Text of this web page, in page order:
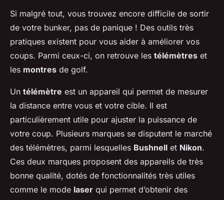
Si malgré tout, vous trouvez encore difficile de sortir
de votre bunker, pas de panique ! Des outils très
pratiques existent pour vous aider à améliorer vos
coups. Parmi ceux-ci, on retrouve les télémètres et
les montres de golf.
Un télémètre est un appareil qui permet de mesurer
la distance entre vous et votre cible. Il est
particulièrement utile pour ajuster la puissance de
votre coup. Plusieurs marques se disputent le marché
des télémètres, parmi lesquelles Bushnell et Nikon.
Ces deux marques proposent des appareils de très
bonne qualité, dotés de fonctionnalités très utiles
comme le mode laser qui permet d’obtenir des